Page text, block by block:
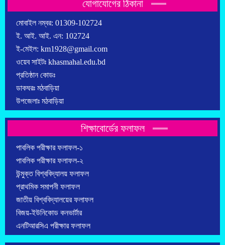
যোগাযোগের ঠিকানা
মোবাইল নম্বর: 01309-102724
ই. আই. আই. এন: 102724
ই-মেইল: km1928@gmail.com
ওয়েব সাইটঃ khasmahal.edu.bd
প্রতিষ্ঠান কোডঃ
ডাকঘরঃ মঠবাড়িয়া
উপজেলাঃ মঠবাড়িয়া
শিক্ষাবোর্ডের ফলাফল
পাবলিক পরীক্ষার ফলাফল-১
পাবলিক পরীক্ষার ফলাফল-২
উন্মুক্ত বিশ্ববিদ্যালয় ফলাফল
প্রাথমিক সমাপনী ফলাফল
জাতীয় বিশ্ববিদ্যালয়ের ফলাফল
বিজয়-ইউনিকোড কনভার্টার
এনটিআরসিএ পরীক্ষার ফলাফল